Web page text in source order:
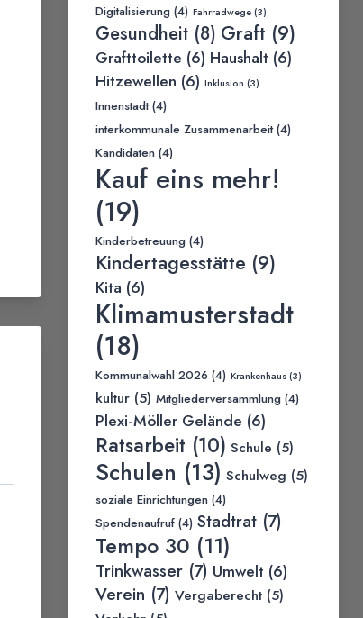
Digitalisierung (4) Fahrradwege (3)
Gesundheit (8) Graft (9)
Grafttoilette (6) Haushalt (6)
Hitzewellen (6) Inklusion (3)
Innenstadt(4)
interkommunale Zusammenarbeit(4)
Kandidaten (4)
Kauf eins mehr!
(19)
Kinderbetreuung (4)
Kindertagesstätte (9)
Kita (6)
Klimamusterstadt
(18)
Kommunalwahl 2026 (4) Krankenhaus (3)
kultur (5) Mitgliederversammlung (4)
Plexi-Möller Gelände (6)
Ratsarbeit (10) Schule (5)
Schulen (13) Schulweg (5)
soziale Einrichtungen (4)
Spendenaufruf (4) Stadtrat (7)
Tempo 30 (11)
Trinkwasser (7) Umwelt (6)
Verein (7) Vergaberecht (5)